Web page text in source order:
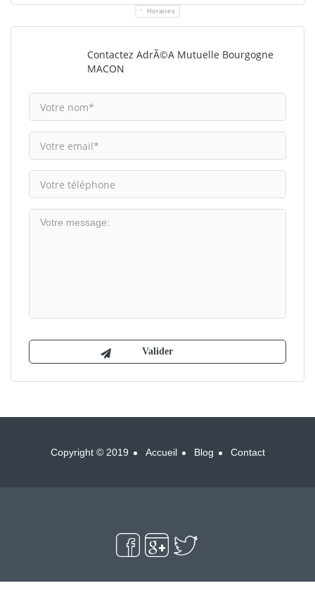
Horaires
Contactez AdrÃ©a Mutuelle Bourgogne
MACON
Copyright © 2019 Accueil Blog Contact